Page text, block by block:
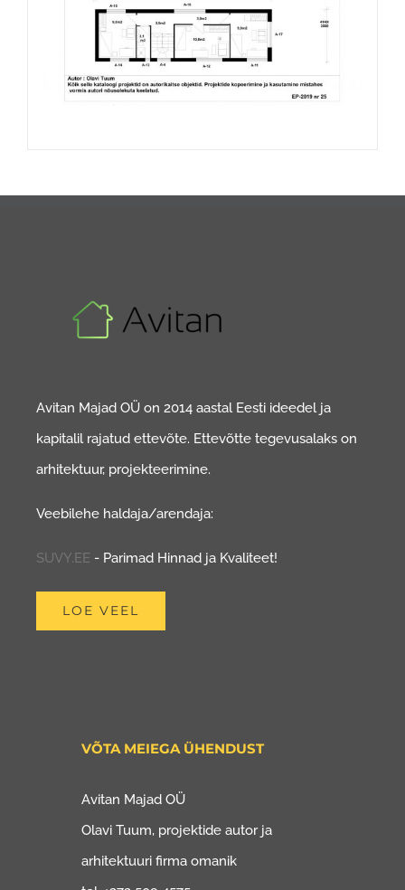
Avitan Majad OÜ on 2014 aastal Eesti ideedel ja
kapitalil rajatud ettevõte. Ettevõtte tegevusalaks on
arhitektuur, projekteerimine.
Veebilehe haldaja/arendaja:
SUVY.EE - Parimad Hinnad ja Kvaliteet!
LOE VEEL
VÕTA MEIEGA ÜHENDUST
Avitan Majad OÜ
Olavi Tuum, projektide autor ja
arhitektuuri firma omanik